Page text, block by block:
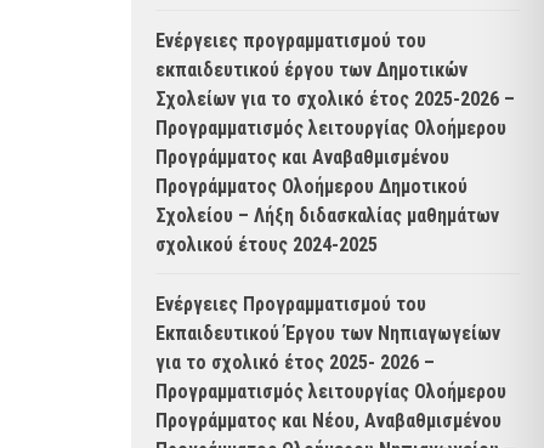
Ενέργειες προγραμματισμού του
εκπαιδευτικού έργου των Δημοτικών
Σχολείων για το σχολικό έτος 2025-2026 –
Προγραμματισμός λειτουργίας Ολοήμερου
Προγράμματος και Αναβαθμισμένου
Προγράμματος Ολοήμερου Δημοτικού
Σχολείου – Λήξη διδασκαλίας μαθημάτων
σχολικού έτους 2024-2025
Ενέργειες Προγραμματισμού του
Εκπαιδευτικού Έργου των Νηπιαγωγείων
για το σχολικό έτος 2025- 2026 –
Προγραμματισμός λειτουργίας Ολοήμερου
Προγράμματος και Νέου, Αναβαθμισμένου